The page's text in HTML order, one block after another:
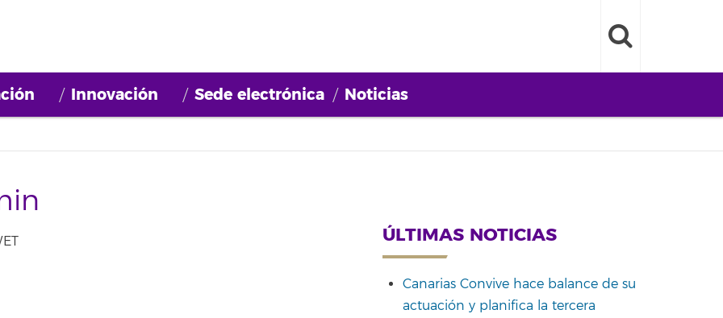
Innovación Sede electrónica Noticias
ÚLTIMAS NOTICIAS
Canarias Convive hace balance de su
actuación y planifica la tercera